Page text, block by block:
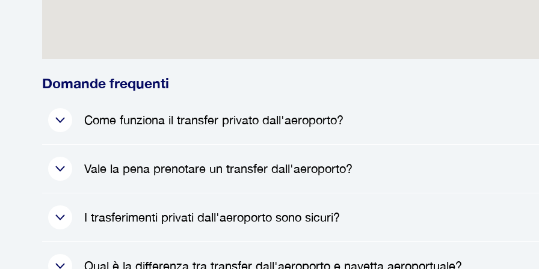
Domande frequenti
Come funziona il transfer privato dall'aeroporto?
il tuo nome per una facile identificazione. Dopo averti salutato, ti aiuterà con i
Vale la pena prenotare un transfer dall'aeroporto?
esperienza di viaggio complessiva. Eviterai le incertezze dei trasporti pubblici e
I trasferimenti privati dall'aeroporto sono sicuri?
Qual è la differenza tra transfer dall'aeroporto e navetta aeroportuale?